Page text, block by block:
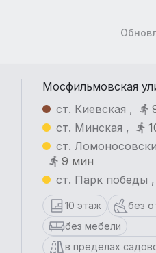
Мосфильмовская
ст. Киевская ,
ст. Минская ,
ст.
9 мин
ст. Парк победы ,
10 этаж
без
без мебели
в пределах